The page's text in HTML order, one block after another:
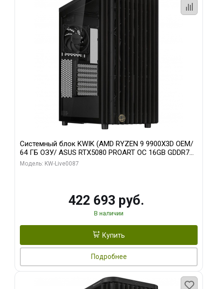
Системный блок KWIK (AMD RYZEN 9 9900X3D OEM/
64 ГБ ОЗУ/ ASUS RTX5080 PROART OC 16GB GDDR7
256bit Type-C DP 2/ 1 ТБ SSD)
Модель: KW-Live0087
422 693 руб.
В наличии
Купить
Подробнее